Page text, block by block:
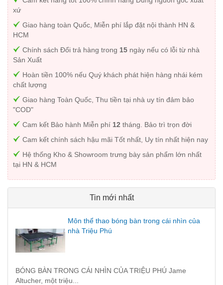
xứ
Giao hàng toàn Quốc, Miễn phí lắp đặt nội thành HN &
HCM
Chính sách Đổi trả hàng trong 15 ngày nếu có lỗi từ nhà
Sản Xuất
Hoàn tiền 100% nếu Quý khách phát hiện hàng nhái kém
chất lượng
Giao hàng Toàn Quốc, Thu tiền tại nhà uy tín đảm bảo
"COD"
Cam kết Bảo hành Miễn phí 12 tháng. Bảo trì trọn đời
Cam kết chính sách hậu mãi Tốt nhất, Uy tín nhất hiện nay
Hệ thống Kho & Showroom trưng bày sản phẩm lớn nhất
tại HN & HCM
Tin mới nhất
Môn thể thao bóng bàn trong cái nhìn của
nhà Triệu Phú
BÓNG BÀN TRONG CÁI NHÌN CỦA TRIỆU PHÚ Jame
Altucher, một triệu...